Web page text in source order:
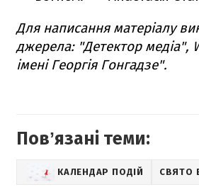
Для написання матеріалу
джерела: "Детектор медіа",
імені Георгія Гонгадзе".
Повʼязані теми:
КАЛЕНДАР ПОДІЙ СВЯТО